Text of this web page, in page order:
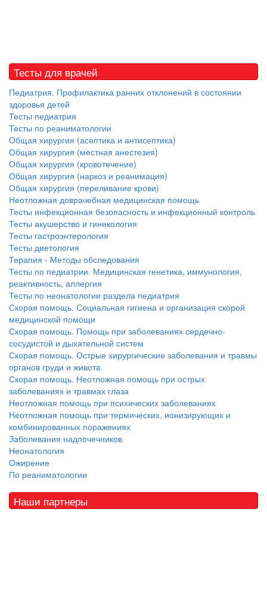
Тесты для врачей
Педиатрия. Профилактика ранних отклонений в состоянии
здоровья детей
Тесты педиатрия
Тесты по реаниматологии
Общая хирургия (асептика и антисептика)
Общая хирургия (местная анестезия)
Общая хирургия (кровотечение)
Общая хирургия (наркоз и реанимация)
Общая хирургия (переливание крови)
Неотложная доврачебная медицинская помощь
Тесты инфекционная безопасность и инфекционный контроль
Тесты акушерство и гинекология
Тесты гастроэнтерология
Тесты диетология
Терапия - Методы обследования
Тесты по педиатрии. Медицинская генетика, иммунология,
реактивность, аллергия
Тесты по неонатологии раздела педиатрия
Скорая помощь. Социальная гигиена и организация скорой
медицинской помощи
Скорая помощь. Помощь при заболеваниях сердечно-
сосудистой и дыхательной систем
Скорая помощь. Острые хирургические заболевания и травмы
органов груди и живота
Скорая помощь. Неотложная помощь при острых
заболеваниях и травмах глаза
Неотложная помощь при психических заболеваниях
Неотложная помощь при термических, ионизирующих и
комбинированных поражениях
Заболевания надпочечников
Неонатология
Ожирение
По реаниматологии
Наши партнеры